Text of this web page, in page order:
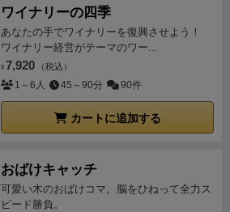
ワイナリーの四季
あなたの手でワイナリーを復興させよう！
ワイナリー経営がテーマのワー...
¥ 7,920 （税込）
1～6人 45～90分 90件
カートに追加する
おばけキャッチ
可愛い木のおばけコマ。脳をひねって全力ス
ピード勝負。